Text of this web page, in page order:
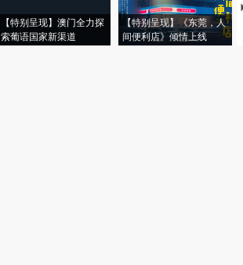
【特别呈现】澳门全力探
索葡语国家新渠道
【特别呈现】《东莞，人
间便利店》倾情上线